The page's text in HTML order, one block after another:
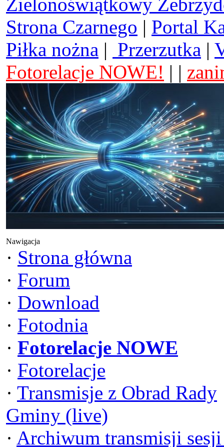
Strona Czarnego | Portal
Piłka nożna | Przerzutka |
Fotorelacje NOWE! | |
Nawigacja
· Strona główna
· Forum
· Download
· Fotodnia
· Fotorelacje NOWE
· Fotorelacje
· Transmisje z Obrad Rady
Gminy (live)
· Archiwum transmisji